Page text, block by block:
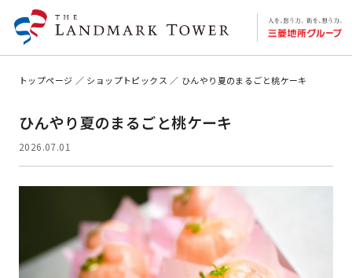
トップページ ショップトピックス ひんやり夏のまるごと桃ケーキ
ひんやり夏のまるごと桃ケーキ
2026.07.01